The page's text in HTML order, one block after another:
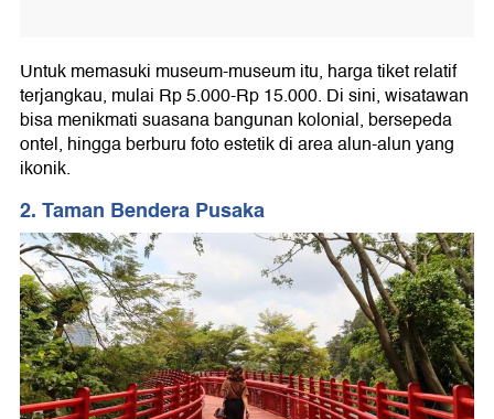
Untuk memasuki museum-museum itu, harga tiket relatif
terjangkau, mulai Rp 5.000-Rp 15.000. Di sini, wisatawan
bisa menikmati suasana bangunan kolonial, bersepeda
ontel, hingga berburu foto estetik di area alun-alun yang
ikonik.
2. Taman Bendera Pusaka